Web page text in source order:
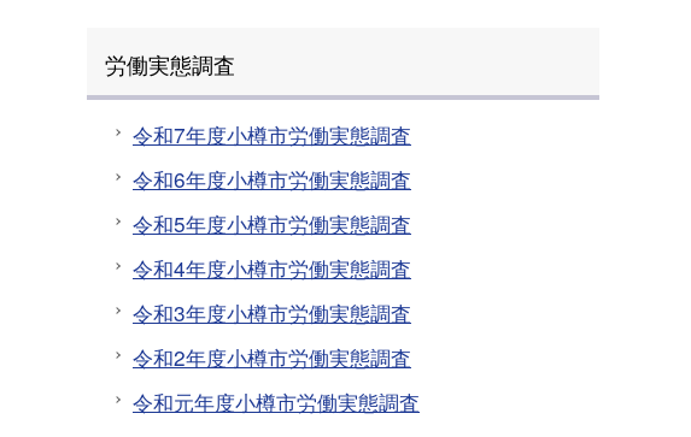
労働実態調査
令和7年度小樽市労働実態調査
令和6年度小樽市労働実態調査
令和5年度小樽市労働実態調査
令和4年度小樽市労働実態調査
令和3年度小樽市労働実態調査
令和2年度小樽市労働実態調査
令和元年度小樽市労働実態調査